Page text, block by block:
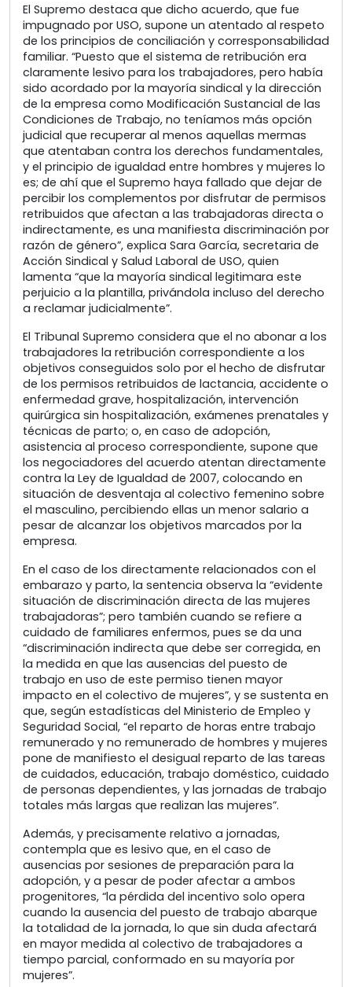
El Supremo destaca que dicho acuerdo, que fue
impugnado por USO, supone un atentado al respeto
de los principios de conciliación y corresponsabilidad
familiar. “Puesto que el sistema de retribución era
claramente lesivo para los trabajadores, pero había
sido acordado por la mayoría sindical y la dirección
de la empresa como Modificación Sustancial de las
Condiciones de Trabajo, no teníamos más opción
judicial que recuperar al menos aquellas mermas
que atentaban contra los derechos fundamentales,
y el principio de igualdad entre hombres y mujeres lo
es; de ahí que el Supremo haya fallado que dejar de
percibir los complementos por disfrutar de permisos
retribuidos que afectan a las trabajadoras directa o
indirectamente, es una manifiesta discriminación por
razón de género”, explica Sara García, secretaria de
Acción Sindical y Salud Laboral de USO, quien
lamenta “que la mayoría sindical legitimara este
perjuicio a la plantilla, privándola incluso del derecho
a reclamar judicialmente”.
El Tribunal Supremo considera que el no abonar a los
trabajadores la retribución correspondiente a los
objetivos conseguidos solo por el hecho de disfrutar
de los permisos retribuidos de lactancia, accidente o
enfermedad grave, hospitalización, intervención
quirúrgica sin hospitalización, exámenes prenatales y
técnicas de parto; o, en caso de adopción,
asistencia al proceso correspondiente, supone que
los negociadores del acuerdo atentan directamente
contra la Ley de Igualdad de 2007, colocando en
situación de desventaja al colectivo femenino sobre
el masculino, percibiendo ellas un menor salario a
pesar de alcanzar los objetivos marcados por la
empresa.
En el caso de los directamente relacionados con el
embarazo y parto, la sentencia observa la “evidente
situación de discriminación directa de las mujeres
trabajadoras”; pero también cuando se refiere a
cuidado de familiares enfermos, pues se da una
“discriminación indirecta que debe ser corregida, en
la medida en que las ausencias del puesto de
trabajo en uso de este permiso tienen mayor
impacto en el colectivo de mujeres”, y se sustenta en
que, según estadísticas del Ministerio de Empleo y
Seguridad Social, “el reparto de horas entre trabajo
remunerado y no remunerado de hombres y mujeres
pone de manifiesto el desigual reparto de las tareas
de cuidados, educación, trabajo doméstico, cuidado
de personas dependientes, y las jornadas de trabajo
totales más largas que realizan las mujeres”.
Además, y precisamente relativo a jornadas,
contempla que es lesivo que, en el caso de
ausencias por sesiones de preparación para la
adopción, y a pesar de poder afectar a ambos
progenitores, “la pérdida del incentivo solo opera
cuando la ausencia del puesto de trabajo abarque
la totalidad de la jornada, lo que sin duda afectará
en mayor medida al colectivo de trabajadores a
tiempo parcial, conformado en su mayoría por
mujeres”.